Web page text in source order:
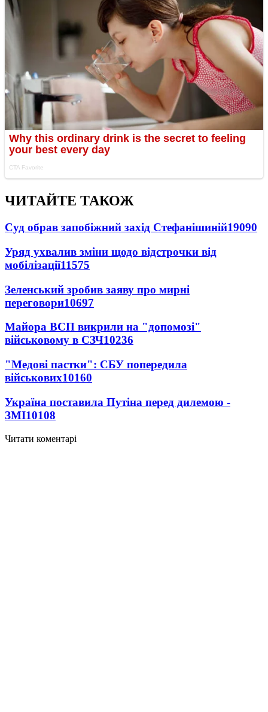
ЧИТАЙТЕ ТАКОЖ
Суд обрав запобіжний захід Стефанішиній19090
Уряд ухвалив зміни щодо відстрочки від
мобілізації11575
Зеленський зробив заяву про мирні
переговори10697
Майора ВСП викрили на "допомозі"
військовому в СЗЧ10236
"Медові пастки": СБУ попередила
військових10160
Україна поставила Путіна перед дилемою -
ЗМІ10108
Читати коментарі